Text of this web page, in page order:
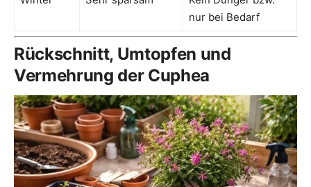
nur bei Bedarf
Rückschnitt, Umtopfen und
Vermehrung der Cuphea